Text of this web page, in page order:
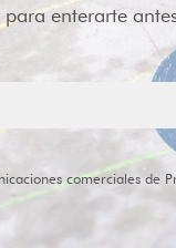
enterarte
comerciales de